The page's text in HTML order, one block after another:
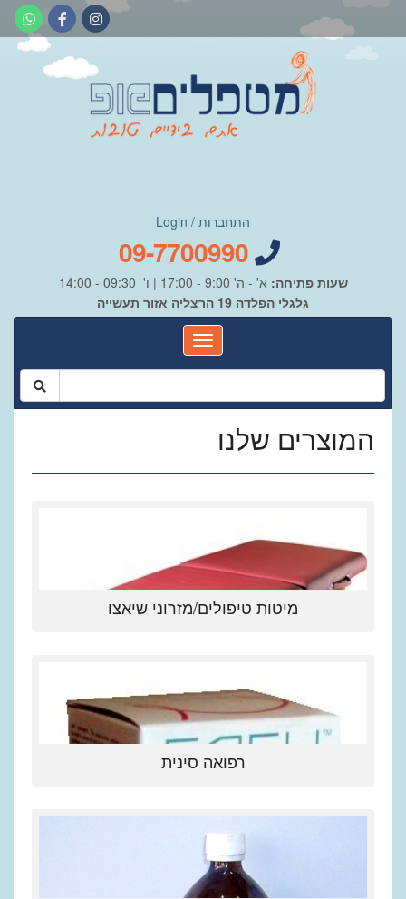
התחברות / Login
שעות פתיחה: א' - ה' 9:00 - 17:00 | ו' 09:30 - 14:00
גלגלי הפלדה 19 הרצליה אזור תעשייה
המוצרים שלנו
מיטות טיפולים/מזרוני שיאצו
רפואה סינית